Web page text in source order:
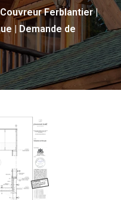
Couvreur Ferblantier |
| Demande de